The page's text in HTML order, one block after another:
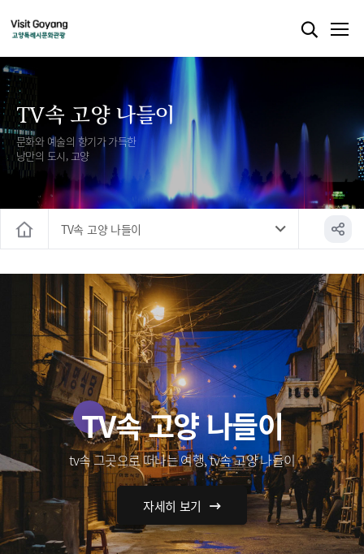
TV속 고양 나들이
문화와 예술의 향기가 가득한
낭만의 도시, 고양
TV속 고양 나들이
TV속 고양 나들이
tv속 그곳으로 떠나는 여행, tv속 고양 나들이
자세히 보기